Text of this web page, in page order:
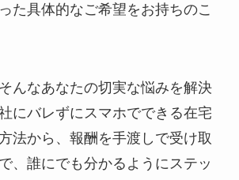
た具体的なご希望をお持ちのこ
んなあなたの切実な悩みを解決
にバレずにスマホでできる在宅
法から、報酬を手渡しで受け取
、誰にでも分かるようにステッ